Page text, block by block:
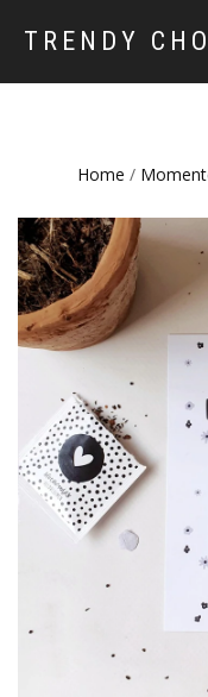
TRENDY
Home /